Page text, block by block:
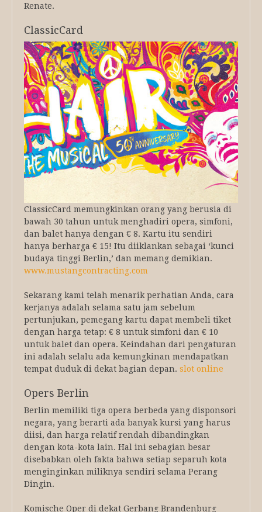
Renate.
ClassicCard
ClassicCard memungkinkan orang yang berusia di
bawah 30 tahun untuk menghadiri opera, simfoni,
dan balet hanya dengan € 8. Kartu itu sendiri
hanya berharga € 15! Itu diiklankan sebagai ‘kunci
budaya tinggi Berlin,’ dan memang demikian.
www.mustangcontracting.com
Sekarang kami telah menarik perhatian Anda, cara
kerjanya adalah selama satu jam sebelum
pertunjukan, pemegang kartu dapat membeli tiket
dengan harga tetap: € 8 untuk simfoni dan € 10
untuk balet dan opera. Keindahan dari pengaturan
ini adalah selalu ada kemungkinan mendapatkan
tempat duduk di dekat bagian depan. slot online
Opers Berlin
Berlin memiliki tiga opera berbeda yang disponsori
negara, yang berarti ada banyak kursi yang harus
diisi, dan harga relatif rendah dibandingkan
dengan kota-kota lain. Hal ini sebagian besar
disebabkan oleh fakta bahwa setiap separuh kota
menginginkan miliknya sendiri selama Perang
Dingin.
Komische Oper di dekat Gerbang Brandenburg